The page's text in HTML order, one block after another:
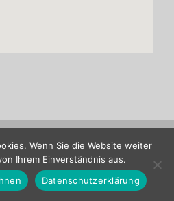
LinkedIn
Wenn Sie die Website weiter
Ihrem Einverständnis aus.
Datenschutzerklärung